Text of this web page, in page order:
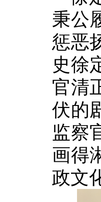
秉公
惩恶
史徐
官清
伏的
监察
画得
政文